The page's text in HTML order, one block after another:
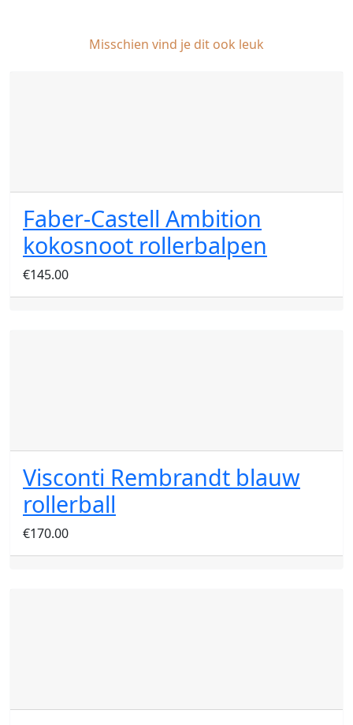
Misschien vind je dit ook leuk
Faber-Castell Ambition
kokosnoot rollerbalpen
€145.00
Visconti Rembrandt blauw
rollerball
€170.00